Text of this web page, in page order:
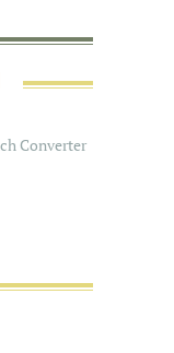
Converter